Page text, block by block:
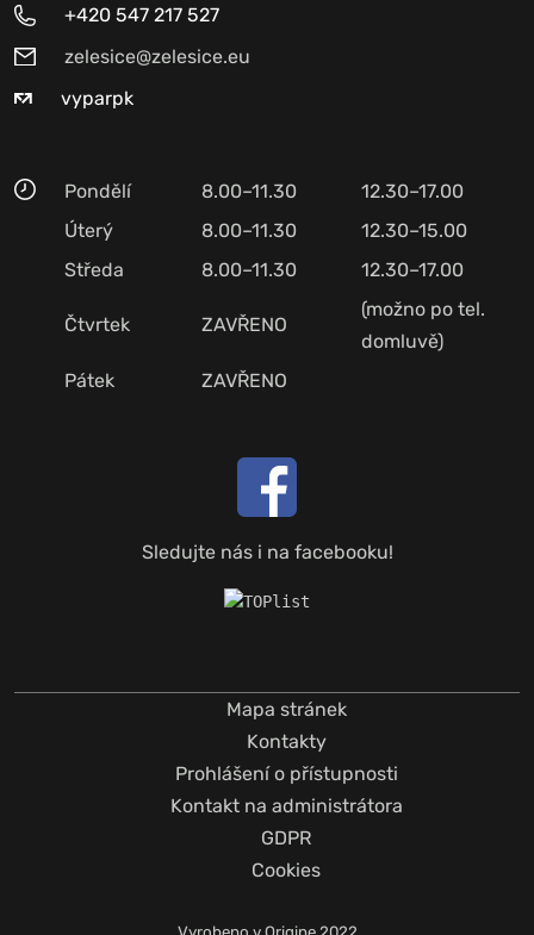
+420 547 217 527
zelesice@zelesice.eu
vyparpk
Pondělí 8.00–11.30
12.30–17.00
Úterý
8.00–11.30
12.30–15.00
Středa
8.00–11.30 12.30–17.00
Čtvrtek ZAVŘENO
(možno po tel.
domluvě)
Pátek
ZAVŘENO
Sledujte nás i na facebooku!
Mapa stránek
Kontakty
Prohlášení o přístupnosti
Kontakt na administrátora
GDPR
Cookies